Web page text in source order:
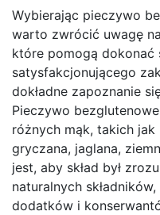
Wybierając pieczywo
warto zwrócić uwagę
które pomogą dokonać
satysfakcjonującego
dokładne zapoznanie
Pieczywo
różnych mąk, takich
gryczana, jaglana,
jest, aby skład był
naturalnych
dodatków i